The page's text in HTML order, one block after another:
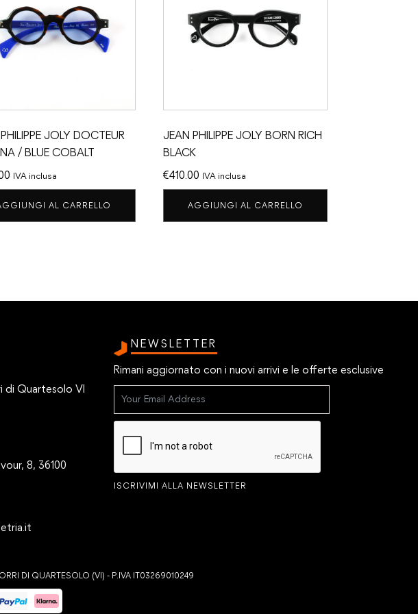
JOLY DOCTEUR
/ BLUE COBALT
IVA inclusa
AL CARRELLO
JEAN PHILIPPE JOLY BORN RICH
BLACK
€410.00 IVA inclusa
AGGIUNGI AL CARRELLO
di Quartesolo VI
8, 36100
NEWSLETTER
Rimani aggiornato con i nuovi arrivi e le offerte esclusive
ISCRIVIMI ALLA NEWSLETTER
DI QUARTESOLO (VI) - P.IVA IT03269010249